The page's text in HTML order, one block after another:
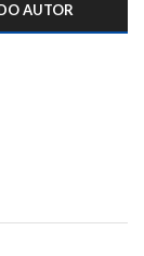
AUTOR